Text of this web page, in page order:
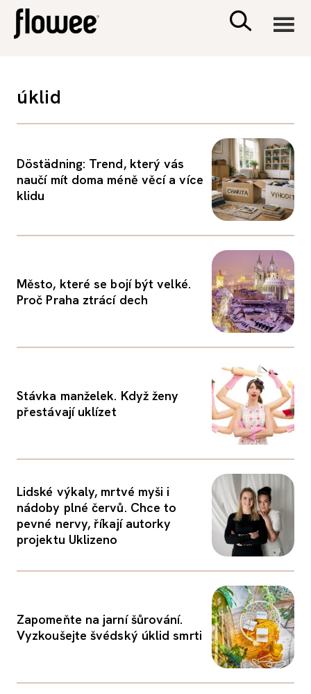
PSYCHOLOGIE
PORADNA
úklid
Döstädning: Trend, který vás
naučí mít doma méně věcí a více
klidu
Město, které se bojí být velké.
Proč Praha ztrácí dech
Stávka manželek. Když ženy
přestávají uklízet
Lidské výkaly, mrtvé myši i
nádoby plné červů. Chce to
pevné nervy, říkají autorky
projektu Uklizeno
Zapomeňte na jarní šůrování.
Vyzkoušejte švédský úklid smrti